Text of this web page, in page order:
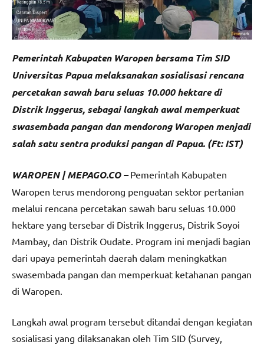
Pemerintah Kabupaten Waropen bersama Tim SID
Universitas Papua melaksanakan sosialisasi rencana
percetakan sawah baru seluas 10.000 hektare di
Distrik Inggerus, sebagai langkah awal memperkuat
swasembada pangan dan mendorong Waropen menjadi
salah satu sentra produksi pangan di Papua. (Ft: IST)
WAROPEN | MEPAGO.CO – Pemerintah Kabupaten
Waropen terus mendorong penguatan sektor pertanian
melalui rencana percetakan sawah baru seluas 10.000
hektare yang tersebar di Distrik Inggerus, Distrik Soyoi
Mambay, dan Distrik Oudate. Program ini menjadi bagian
dari upaya pemerintah daerah dalam meningkatkan
swasembada pangan dan memperkuat ketahanan pangan
di Waropen.
Langkah awal program tersebut ditandai dengan kegiatan
sosialisasi yang dilaksanakan oleh Tim SID (Survey,